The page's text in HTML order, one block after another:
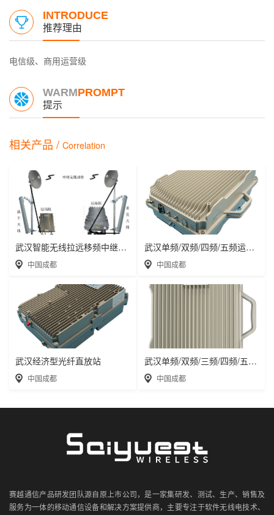
INTRODUCE
推荐理由
电信级、商用运营级
WARMPROMPT
提示
相关产品 / Correlation
武汉智能无线拉远移频中继直放站近端机远端机
中国成都
武汉单频/双频/四频/五频运营级数字光纤直放
中国成都
武汉经济型光纤直放站
中国成都
武汉单频/双频/三频/四频/五频电信级无线直
中国成都
赛越通信产品研发团队源自原上市公司，是一家集研发、测试、生产、销售及
服务为一体的移动通信设备和解决方案提供商，主要专注于软件无线电技术、